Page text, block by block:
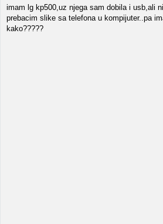
imam lg kp500,uz njega sam dobila i usb,ali
prebacim slike sa telefona u kompijuter..pa
kako?????